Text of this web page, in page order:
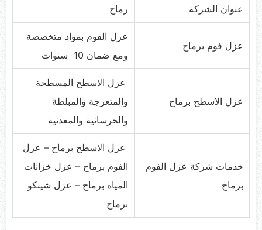
عنوان الشركة رماح
عزل فوم برماح
عزل الفوم بمواد متخصصة
ومع ضمان 10 سنوات
عزل الاسطح برماح
عزل الاسطح المسطحة
والمتعرجة والمبلطة
والخرسانية والمعدنية
خدمات شركة عزل الفوم
برماح
عزل الاسطح برماح – عزل
الفوم برماح – عزل خزانات
المياه برماح – عزل شينكو
برماح